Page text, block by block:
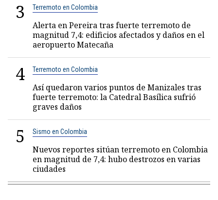
3 Terremoto en Colombia
Alerta en Pereira tras fuerte terremoto de
magnitud 7,4: edificios afectados y daños en el
aeropuerto Matecaña
4 Terremoto en Colombia
Así quedaron varios puntos de Manizales tras
fuerte terremoto: la Catedral Basílica sufrió
graves daños
5 Sismo en Colombia
Nuevos reportes sitúan terremoto en Colombia
en magnitud de 7,4: hubo destrozos en varias
ciudades